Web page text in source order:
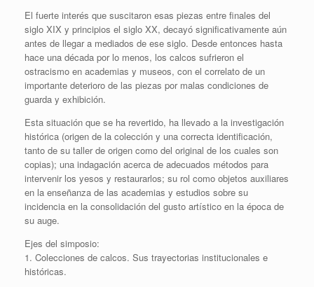
El fuerte interés que suscitaron esas piezas entre finales del
siglo XIX y principios el siglo XX, decayó significativamente aún
antes de llegar a mediados de ese siglo. Desde entonces hasta
hace una década por lo menos, los calcos sufrieron el
ostracismo en academias y museos, con el correlato de un
importante deterioro de las piezas por malas condiciones de
guarda y exhibición.
Esta situación que se ha revertido, ha llevado a la investigación
histórica (origen de la colección y una correcta identificación,
tanto de su taller de origen como del original de los cuales son
copias); una indagación acerca de adecuados métodos para
intervenir los yesos y restaurarlos; su rol como objetos auxiliares
en la enseñanza de las academias y estudios sobre su
incidencia en la consolidación del gusto artístico en la época de
su auge.
Ejes del simposio:
1. Colecciones de calcos. Sus trayectorias institucionales e
históricas.